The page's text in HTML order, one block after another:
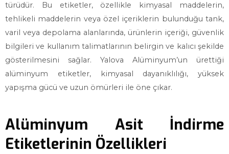
türüdür. Bu etiketler, özellikle kimyasal maddelerin,
tehlikeli maddelerin veya özel içeriklerin bulunduğu tank,
varil veya depolama alanlarında, ürünlerin içeriği, güvenlik
bilgileri ve kullanım talimatlarının belirgin ve kalıcı şekilde
gösterilmesini sağlar. Yalova Alüminyum’un ürettiği
alüminyum etiketler, kimyasal dayanıklılığı, yüksek
yapışma gücü ve uzun ömürleri ile öne çıkar.
Alüminyum Asit İndirme
Etiketlerinin Özellikleri